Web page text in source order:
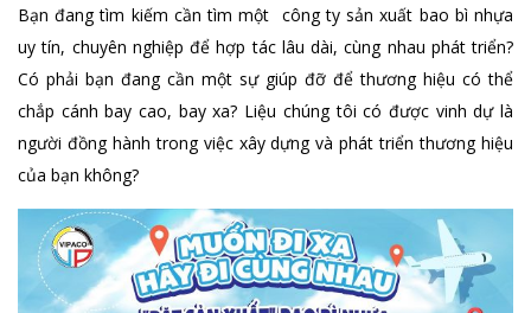
Bạn đang tìm kiếm cần tìm một công ty sản xuất bao bì nhựa
uy tín, chuyên nghiệp để hợp tác lâu dài, cùng nhau phát triển?
Có phải bạn đang cần một sự giúp đỡ để thương hiệu có thể
chắp cánh bay cao, bay xa? Liệu chúng tôi có được vinh dự là
người đồng hành trong việc xây dựng và phát triển thương hiệu
của bạn không?